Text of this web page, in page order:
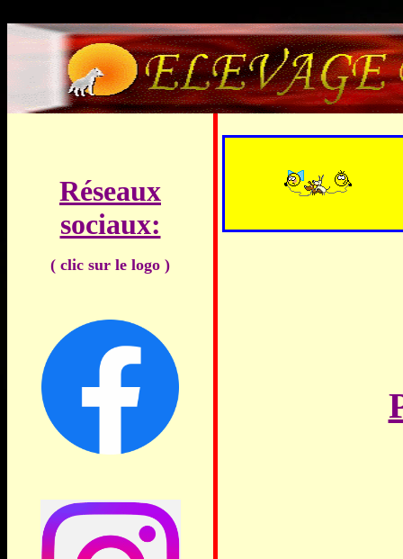
Réseaux
sociaux:
( clic sur le logo )